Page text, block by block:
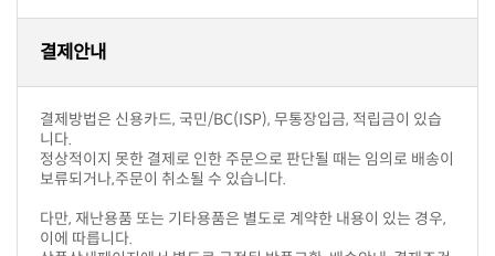
결제안내
니다.
보류되거나,주문이 취소될 수 있습니다.
이에 따릅니다.